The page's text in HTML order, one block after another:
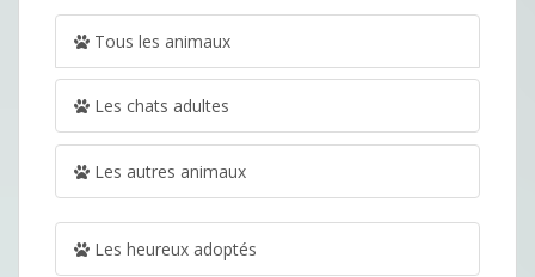
Tous les animaux
Les chats adultes
Les autres animaux
Les heureux adoptés